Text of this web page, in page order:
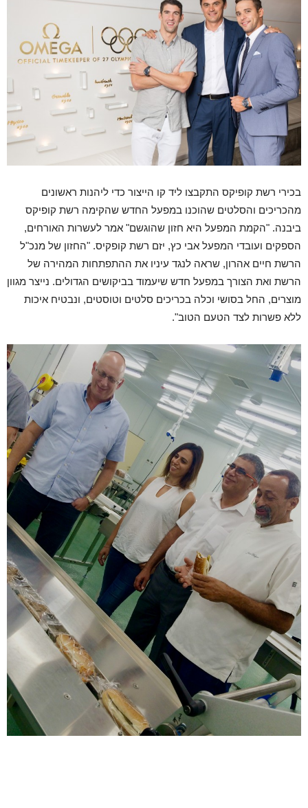
בכירי רשת קופיקס התקבצו ליד קו הייצור כדי ליהנות ראשונים
מהכריכים והסלטים שהוכנו במפעל החדש שהקימה רשת קופיקס
ביבנה. "הקמת המפעל היא חזון שהוגשם" אמר לעשרות האורחים,
הספקים ועובדי המפעל אבי כץ, יזם רשת קופקיס. "החזון של מנכ"ל
הרשת חיים אהרון, שראה לנגד עיניו את ההתפתחות המהירה של
הרשת ואת הצורך במפעל חדש שיעמוד בביקושים הגדולים. נייצר מגוון
מוצרים, החל בסושי וכלה בכריכים סלטים וטוסטים, ונבטיח איכות
ללא פשרות לצד הטעם הטוב".